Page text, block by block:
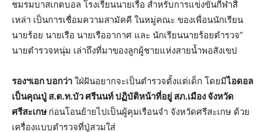
ชมรมบาสเกตบอล โรงเรียนนายเรือ สำหรับการแข่งขันกีฬาสี่
เหล่า เป็นการเชื่อมความสามัคคี ในหมู่คณะ ของเพื่อนนักเรียน
นายร้อย นายเรือ นายเรืออากาศ และ นักเรียนนายร้อยตำรวจ”
นายตำรวจหนุ่ม เล่าถึงที่มาของลูกผู้ชายแห่งสายน้ำพอสังเขป
รองฯเอก บอกว่า ใฝ่ฝันอยากจะเป็นตำรวจตั้งแต่เด็ก โดยมีไอดอล
เป็นคุณปู่ ส.ต.ท.บัว ศรีนนท์ ปฏิบัติหน้าที่อยู่ สภ.เมือง จังหวัด
ศรีสะเกษ ก่อนโอนย้ายไปเป็นผู้คุมเรือนจำ จังหวัดศรีสะเกษ ด้วย
เครื่องแบบตำรวจที่ปู่สวมใส่